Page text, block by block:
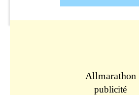
Allmarathon
publicité